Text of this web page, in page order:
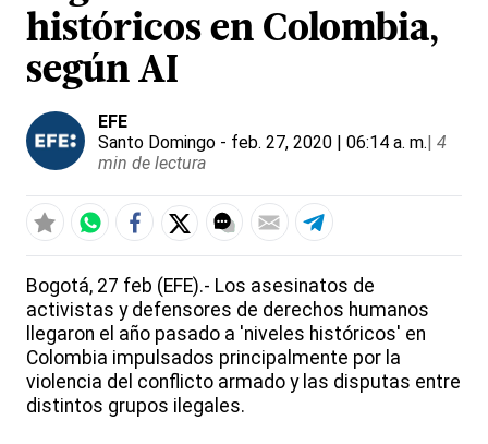
históricos en Colombia,
según AI
EFE
Santo Domingo - feb. 27, 2020 | 06:14 a. m.| 4
min de lectura
Bogotá, 27 feb (EFE).- Los asesinatos de
activistas y defensores de derechos humanos
llegaron el año pasado a 'niveles históricos' en
Colombia impulsados principalmente por la
violencia del conflicto armado y las disputas entre
distintos grupos ilegales.